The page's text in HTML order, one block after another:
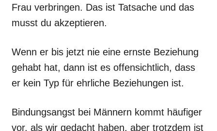
Frau verbringen. Das ist Tatsache und das
musst du akzeptieren.
Wenn er bis jetzt nie eine ernste Beziehung
gehabt hat, dann ist es offensichtlich, dass
er kein Typ für ehrliche Beziehungen ist.
Bindungsangst bei Männern kommt häufiger
vor, als wir gedacht haben, aber trotzdem ist